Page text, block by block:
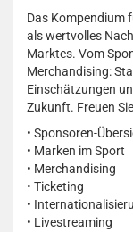
Das Kompendium
als wertvolles
Marktes. Vom
Merchandising:
Einschätzungen
Zukunft. Freuen
• Sponsoren-
• Marken im Sport
• Merchandising
• Ticketing
•
• Livestreaming